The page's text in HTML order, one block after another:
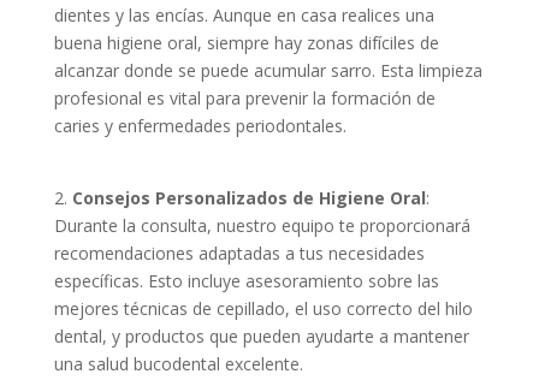
dientes y las encías. Aunque en casa realices una
buena higiene oral, siempre hay zonas difíciles de
alcanzar donde se puede acumular sarro. Esta limpieza
profesional es vital para prevenir la formación de
caries y enfermedades periodontales.
2. Consejos Personalizados de Higiene Oral:
Durante la consulta, nuestro equipo te proporcionará
recomendaciones adaptadas a tus necesidades
específicas. Esto incluye asesoramiento sobre las
mejores técnicas de cepillado, el uso correcto del hilo
dental, y productos que pueden ayudarte a mantener
una salud bucodental excelente.